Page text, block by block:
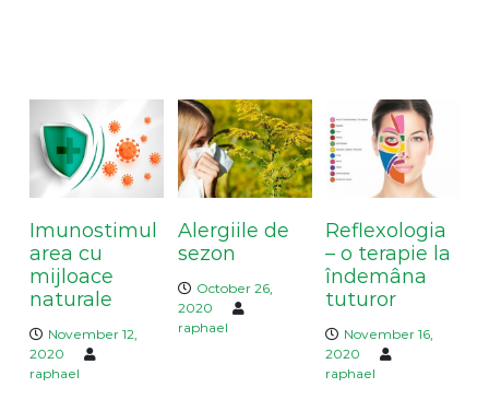
g
a
t
n
Imunostimul
area cu
mijloace
naturale
November 12,
2020
raphael
Alergiile de
sezon
October 26,
2020
raphael
Reflexologia
– o terapie la
îndemâna
tuturor
November 16,
2020
raphael